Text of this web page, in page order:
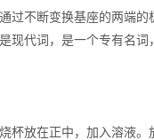
过不断变换基座的两端
代词，是一个专有名词
放在正中，加入溶液。